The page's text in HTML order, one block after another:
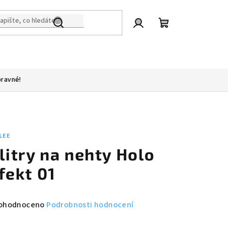
na nehty Holo
01
Podrobnosti hodnocení